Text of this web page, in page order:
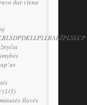
dar viena
(1/3)
šlovės